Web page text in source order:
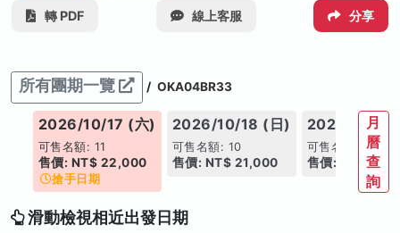
轉 PDF 線上客服 分享
所有團期一覽 / OKA04BR33
2026/10/17 (六)
可售名額: 11
售價: NT$ 22,000
搶手日期
2026/10/18 (日)
可售名額: 10
售價: NT$ 21,000
2026/10/20
可售名額: 8
售價: NT$
月
曆
查
詢
滑動檢視相近出發日期